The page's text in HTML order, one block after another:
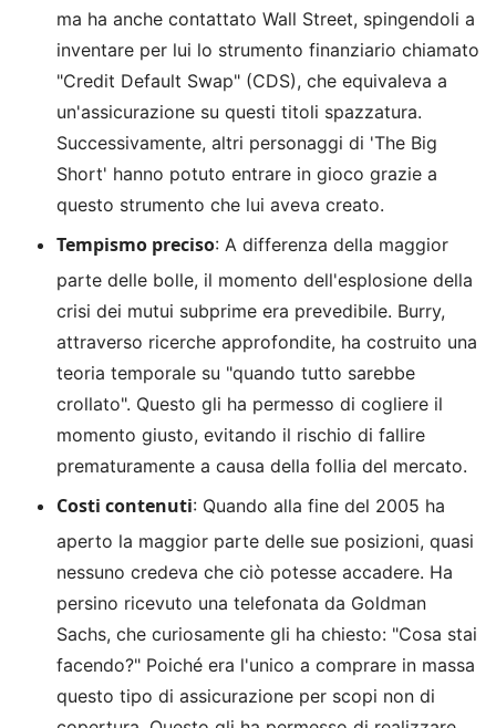
ma ha anche contattato Wall Street, spingendoli a
inventare per lui lo strumento finanziario chiamato
"Credit Default Swap" (CDS), che equivaleva a
un'assicurazione su questi titoli spazzatura.
Successivamente, altri personaggi di 'The Big
Short' hanno potuto entrare in gioco grazie a
questo strumento che lui aveva creato.
Tempismo preciso: A differenza della maggior
parte delle bolle, il momento dell'esplosione della
crisi dei mutui subprime era prevedibile. Burry,
attraverso ricerche approfondite, ha costruito una
teoria temporale su "quando tutto sarebbe
crollato". Questo gli ha permesso di cogliere il
momento giusto, evitando il rischio di fallire
prematuramente a causa della follia del mercato.
Costi contenuti: Quando alla fine del 2005 ha
aperto la maggior parte delle sue posizioni, quasi
nessuno credeva che ciò potesse accadere. Ha
persino ricevuto una telefonata da Goldman
Sachs, che curiosamente gli ha chiesto: "Cosa stai
facendo?" Poiché era l'unico a comprare in massa
questo tipo di assicurazione per scopi non di